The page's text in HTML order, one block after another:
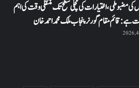
کی مضبوطی، اختیارات کی نچلی سطح تک منتقلی وقت کی اہم
قائم مقام گورنر پنجاب ملک محمد احمد خان